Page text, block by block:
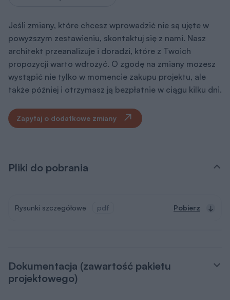
Jeśli zmiany, które chcesz wprowadzić nie są ujęte w
powyższym zestawieniu, skontaktuj się z nami. Nasz
architekt przeanalizuje i doradzi, które z Twoich
propozycji warto wdrożyć. O zgodę na zmiany możesz
wystąpić nie tylko w momencie zakupu projektu, ale
także później i otrzymasz ją bezpłatnie w ciągu kilku dni.
Zapytaj o dodatkowe zmiany
Pliki do pobrania
Rysunki szczegółowe pdf Pobierz
Dokumentacja (zawartość pakietu
projektowego)